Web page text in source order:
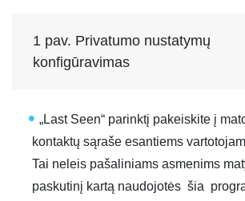
1 pav. Privatumo nustatymų
konfigūravimas
„Last Seen“ parinktį pakeiskite į
kontaktų sąraše esantiems
Tai neleis pašaliniams asmenims
paskutinį kartą naudojotės šia